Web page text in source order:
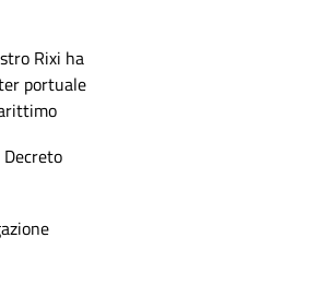
Rixi ha
portuale